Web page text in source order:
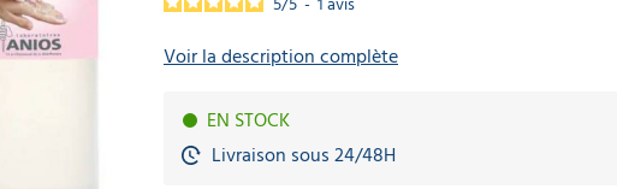
Voir la description complète
EN STOCK
Livraison sous 24/48H